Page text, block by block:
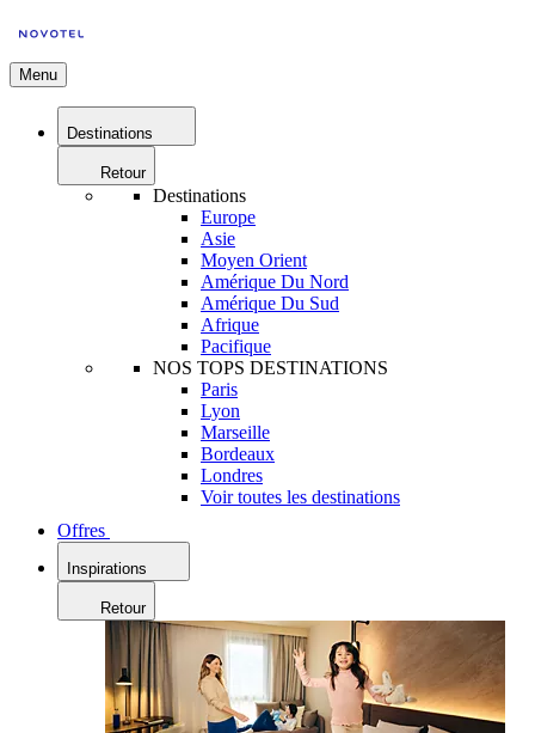
Menu
Destinations
Retour
Destinations
Europe
Asie
Moyen Orient
Amérique Du Nord
Amérique Du Sud
Afrique
Pacifique
NOS TOPS DESTINATIONS
Paris
Lyon
Marseille
Bordeaux
Londres
Voir toutes les destinations
Offres
Inspirations
Retour